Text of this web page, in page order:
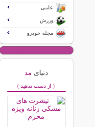
علمی
ورزش
مجله خودرو
دنیای مد
( از دست ندهید )